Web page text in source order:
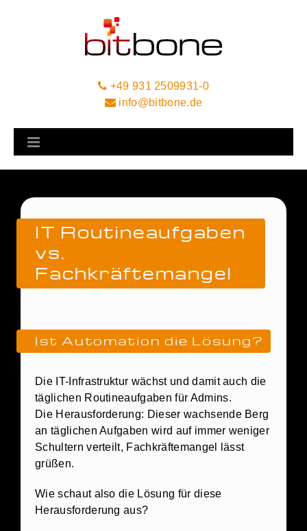
+49 931 2509931-0
info@bitbone.de
IT Routineaufgaben
vs.
Fachkräftemangel
Ist Automation die Lösung?
Die IT-Infrastruktur wächst und damit auch die
täglichen Routineaufgaben für Admins.
Die Herausforderung: Dieser wachsende Berg
an täglichen Aufgaben wird auf immer weniger
Schultern verteilt, Fachkräftemangel lässt
grüßen.
Wie schaut also die Lösung für diese
Herausforderung aus?